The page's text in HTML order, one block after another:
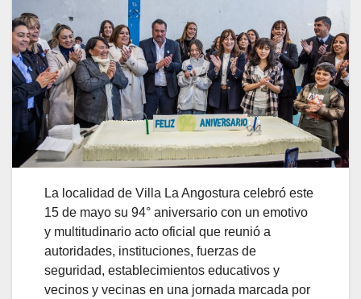
La localidad de Villa La Angostura celebró este
15 de mayo su 94° aniversario con un emotivo
y multitudinario acto oficial que reunió a
autoridades, instituciones, fuerzas de
seguridad, establecimientos educativos y
vecinos y vecinas en una jornada marcada por